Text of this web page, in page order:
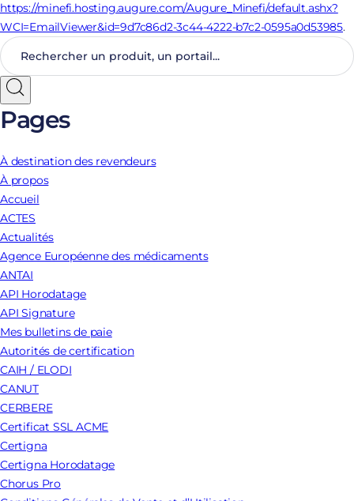
https://minefi.hosting.augure.com/Augure_Minefi/default.ashx?
WCI=EmailViewer&id=9d7c86d2-3c44-4222-b7c2-0595a0d53985.
Pages
À destination des revendeurs
À propos
Accueil
ACTES
Actualités
Agence Européenne des médicaments
ANTAI
API Horodatage
API Signature
Mes bulletins de paie
Autorités de certification
CAIH / ELODI
CANUT
CERBERE
Certificat SSL ACME
Certigna
Certigna Horodatage
Chorus Pro